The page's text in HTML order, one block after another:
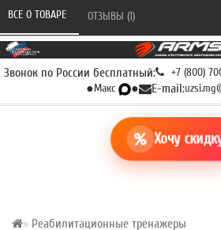
Звонок по России бесплатный: +7 (800)
●Макс ● E-mail:
Хочу
Реабилитационные тренажеры
ВСЕ О ТОВАРЕ ОТЗЫВЫ (1)